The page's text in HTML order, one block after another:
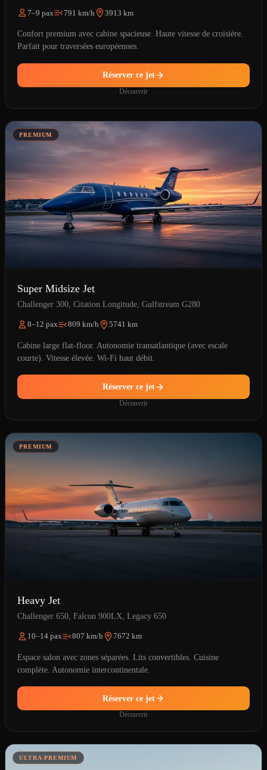
7–9 pax 791 km/h 3913 km
Confort premium avec cabine spacieuse. Haute vitesse de croisière.
Parfait pour traversées européennes.
Réserver ce jet
Découvrir
PREMIUM
Super Midsize Jet
Challenger 300, Citation Longitude, Gulfstream G280
8–12 pax 809 km/h 5741 km
Cabine large flat-floor. Autonomie transatlantique (avec escale
courte). Vitesse élevée. Wi-Fi haut débit.
Réserver ce jet
Découvrir
PREMIUM
Heavy Jet
Challenger 650, Falcon 900LX, Legacy 650
10–14 pax 807 km/h 7672 km
Espace salon avec zones séparées. Lits convertibles. Cuisine
complète. Autonomie intercontinentale.
Réserver ce jet
Découvrir
ULTRA-PREMIUM